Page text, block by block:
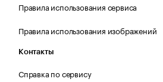
Правила использования сервиса
Правила использования изображений
Контакты
Справка по сервису